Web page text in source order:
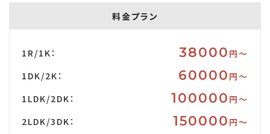
料金プラン
1R/1K： 38000 円〜
1DK/2K：
60000 円〜
1LDK/2DK：
100000 円〜
2LDK/3DK：
150000 円〜